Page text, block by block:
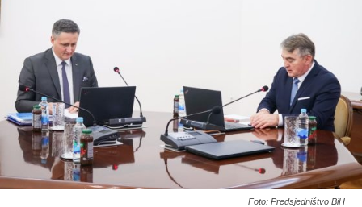
Foto: Predsjedništvo BiH